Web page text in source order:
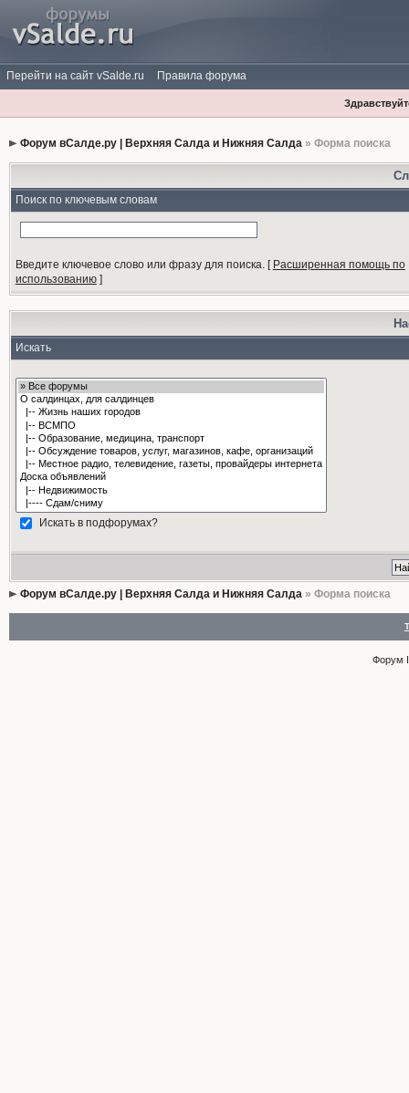
Перейти на сайт vSalde.ru Правила форума
Форум вСалде.ру | Верхняя Салда и Нижняя Салда» Форма поиска
Поиск по ключевым словам
Введите ключевое слово или фразу для поиска.[ Расширенная помощь по
использованию]
Искать
Искать в подфорумах?
Форум вСалде.ру | Верхняя Салда и Нижняя Салда» Форма поиска
Форум